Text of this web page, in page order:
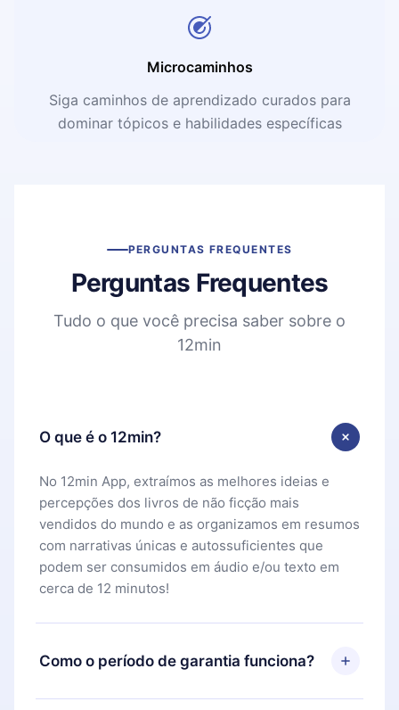
Microcaminhos
Siga caminhos de aprendizado curados para
dominar tópicos e habilidades específicas
PERGUNTAS FREQUENTES
Perguntas Frequentes
Tudo o que você precisa saber sobre o
12min
O que é o 12min?
No 12min App, extraímos as melhores ideias e
percepções dos livros de não ficção mais
vendidos do mundo e as organizamos em resumos
com narrativas únicas e autossuficientes que
podem ser consumidos em áudio e/ou texto em
cerca de 12 minutos!
Como o período de garantia funciona?
Você pode baixar nosso aplicativo e começar a